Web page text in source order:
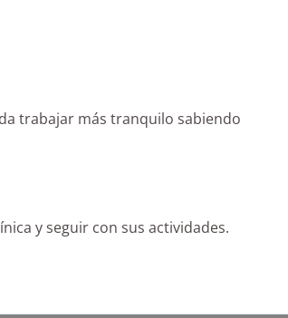
trabajar más tranquilo sabiendo
y seguir con sus actividades.